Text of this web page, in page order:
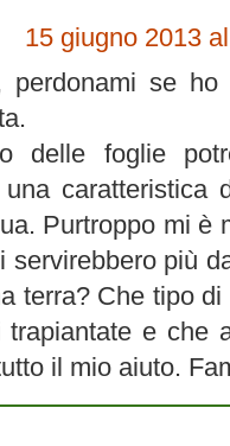
15 giugno 2013
perdonami se
delle foglie
caratteristica
Purtroppo mi è
servirebbero più
terra? Che tipo
trapiantate e che
il mio aiuto.